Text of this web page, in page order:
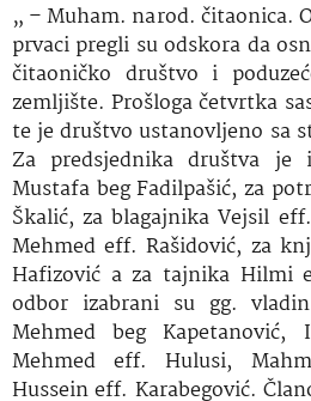
„ – Muham. narod. čitaonica.
prvaci pregli su odskora da
čitaoničko društvo i
zemljište. Prošloga četvrtka
te je društvo ustanovljeno sa
Za predsjednika društva je
Mustafa beg Fadilpašić, za
Škalić, za blagajnika Vejsil
Mehmed eff. Rašidović, za
Hafizović a za tajnika Hilmi
odbor izabrani su gg.
Mehmed beg Kapetanović,
Mehmed eff. Hulusi,
Hussein eff. Karabegović.